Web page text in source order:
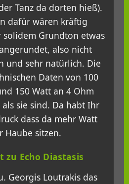
Tanz da dorten hieß).
dafür wären kräftig
solidem Grundton etwas
also nicht
und sehr natürlich. Die
Daten von 100
150 Watt an 4 Ohm
sie sind. Da habt Ihr
dass da mehr Watt
Haube sitzen.
zu Echo Diastasis
Georgis Loutrakis das